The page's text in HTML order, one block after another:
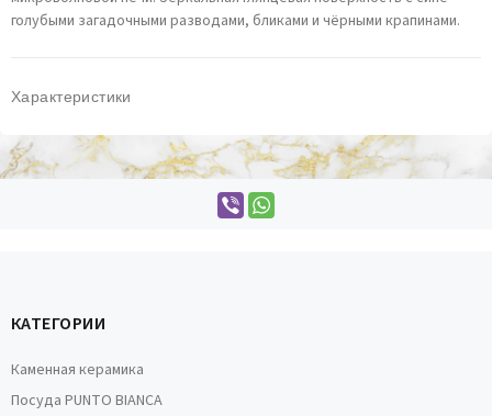
голубыми загадочными разводами, бликами и чёрными крапинами.
Характеристики
КАТЕГОРИИ
Каменная керамика
Посуда PUNTO BIANCA